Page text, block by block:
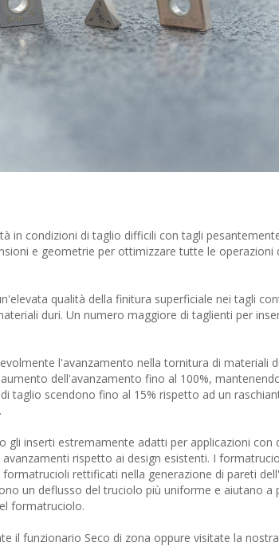
in condizioni di taglio difficili con tagli
e geometrie per ottimizzare tutte le operazioni
qualità della finitura superficiale nei tagli
duri. Un numero maggiore di taglienti per
l'avanzamento nella tornitura di materiali
dell'avanzamento fino al 100%,
taglio scendono fino al 15% rispetto ad un
inserti estremamente adatti per applicazioni con
rispetto ai design esistenti. I
rettificati nella generazione di pareti
un deflusso del truciolo più uniforme e aiutano a
formatruciolo.
il funzionario Seco di zona oppure visitate la